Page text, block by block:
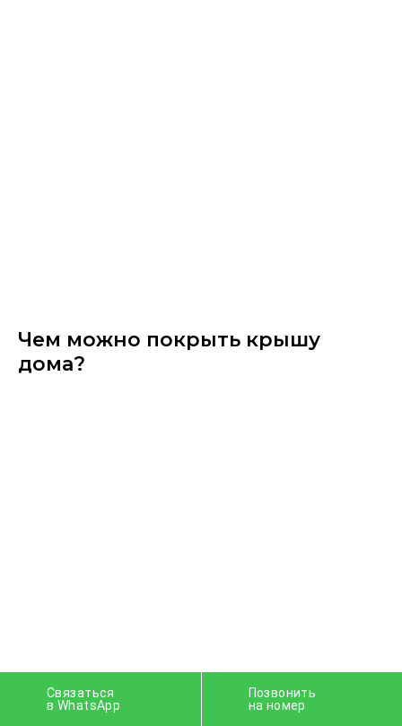
Чем можно покрыть крышу
дома?
Связаться
в WhatsApp
Позвонить
на номер